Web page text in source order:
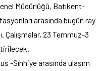
Müdürlüğü, Batıkent-
arasında bugün ray
Çalışmalar, 23 Temmuz-3
-Sıhhiye arasında ulaşım